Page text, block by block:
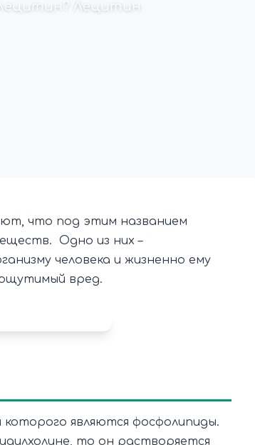
Лецитин
что под этим названием
Одно из них –
человека и жизненно ему
вред.
являются фосфолипиды.
то он растворяется